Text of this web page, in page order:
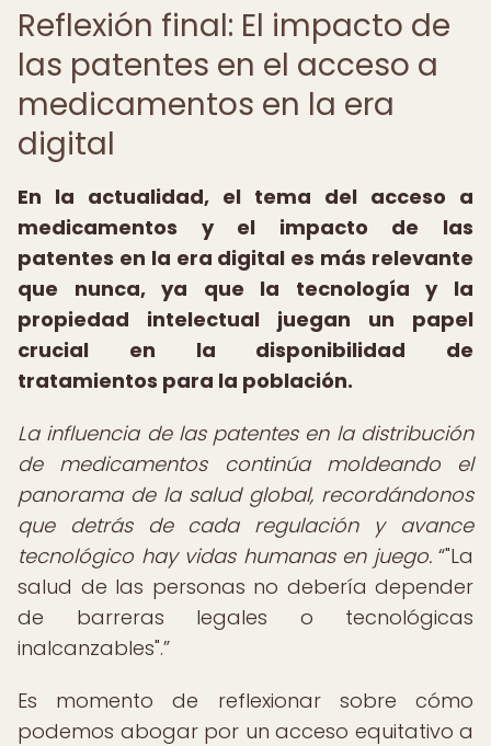
Reflexión final: El impacto de
las patentes en el acceso a
medicamentos en la era
digital
En la actualidad, el tema del acceso a
medicamentos y el impacto de las
patentes en la era digital es más relevante
que nunca, ya que la tecnología y la
propiedad intelectual juegan un papel
crucial en la disponibilidad de
tratamientos para la población.
La influencia de las patentes en la distribución
de medicamentos continúa moldeando el
panorama de la salud global, recordándonos
que detrás de cada regulación y avance
tecnológico hay vidas humanas en juego. "La
salud de las personas no debería depender
de barreras legales o tecnológicas
inalcanzables".
Es momento de reflexionar sobre cómo
podemos abogar por un acceso equitativo a